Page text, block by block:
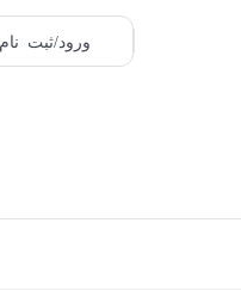
ورود/ثبت نام